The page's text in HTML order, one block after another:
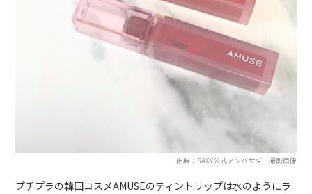
出典：RAXY公式アンバサダー撮影画像
プチプラの韓国コスメAMUSEのティントリップは水のようにラ